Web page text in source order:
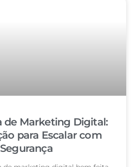
de Marketing Digital:
para Escalar com
Segurança